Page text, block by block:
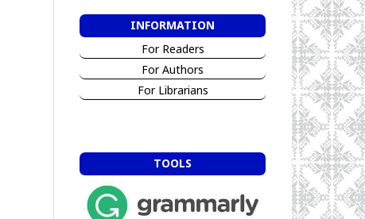
INFORMATION
For Readers
For Authors
For Librarians
TOOLS